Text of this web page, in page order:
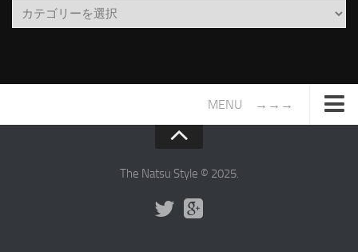
MENU →→→
The Natsu Style © 2025.